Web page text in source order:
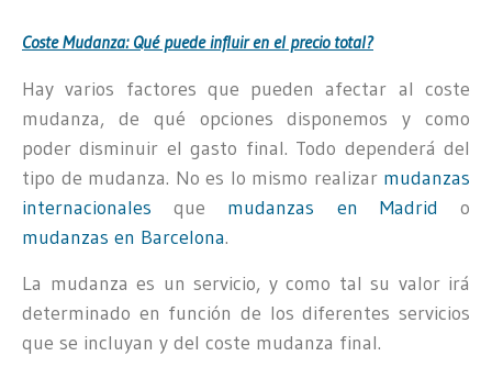
Coste Mudanza: Qué puede influir en el precio total?
Hay varios factores que pueden afectar al coste
mudanza, de qué opciones disponemos y como
poder disminuir el gasto final. Todo dependerá del
tipo de mudanza. No es lo mismo realizar mudanzas
internacionales que mudanzas en Madrid o
mudanzas en Barcelona.
La mudanza es un servicio, y como tal su valor irá
determinado en función de los diferentes servicios
que se incluyan y del coste mudanza final.